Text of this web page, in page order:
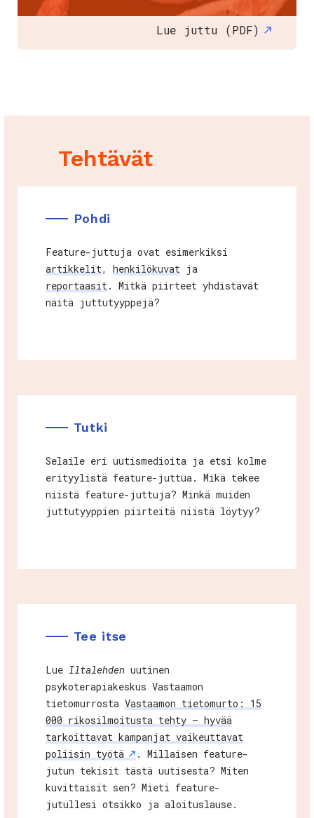
Lue juttu (PDF)
Tehtävät
Pohdi
Feature-juttuja ovat esimerkiksi
artikkelit, henkilökuvatja
reportaasit. Mitkä piirteet yhdistävät
näitä juttutyyppejä?
Tutki
Selaile eri uutismedioita ja etsi kolme
erityylistä feature-juttua. Mikä tekee
niistä feature-juttuja? Minkä muiden
juttutyyppien piirteitä niistä löytyy?
Tee itse
Lue Iltalehdenuutinen
psykoterapiakeskus Vastaamon
tietomurrosta Vastaamon tietomurto: 15
000 rikosilmoitusta tehty – hyvää
tarkoittavat kampanjat vaikeuttavat
poliisin työtä
. Millaisen feature-
jutun tekisit tästä uutisesta? Miten
kuvittaisit sen? Mieti feature-
jutullesi otsikko ja aloituslause.